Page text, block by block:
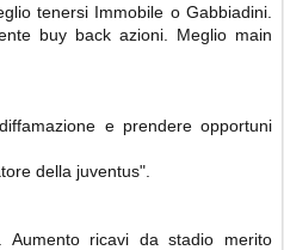
tenersi Immobile o Gabbiadini.
buy back azioni. Meglio main
e prendere opportuni
della juventus".
Aumento ricavi da stadio merito